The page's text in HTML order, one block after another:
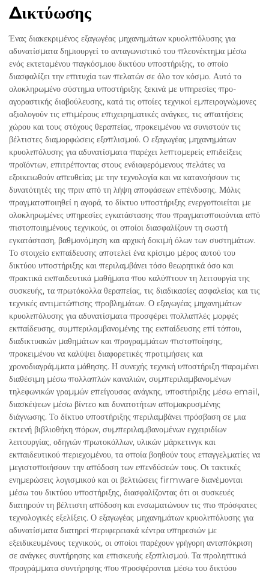
Δικτύωσης
Ένας διακεκριμένος εξαγωγέας μηχανημάτων κρυολιπόλυσης για
αδυνατίσματα δημιουργεί το ανταγωνιστικό του πλεονέκτημα μέσω
ενός εκτεταμένου παγκόσμιου δικτύου υποστήριξης, το οποίο
διασφαλίζει την επιτυχία των πελατών σε όλο τον κόσμο. Αυτό το
ολοκληρωμένο σύστημα υποστήριξης ξεκινά με υπηρεσίες προ-
αγοραστικής διαβούλευσης, κατά τις οποίες τεχνικοί εμπειρογνώμονες
αξιολογούν τις επιμέρους επιχειρηματικές ανάγκες, τις απαιτήσεις
χώρου και τους στόχους θεραπείας, προκειμένου να συνιστούν τις
βέλτιστες διαμορφώσεις εξοπλισμού. Ο εξαγωγέας μηχανημάτων
κρυολιπόλυσης για αδυνατίσματα παρέχει λεπτομερείς επιδείξεις
προϊόντων, επιτρέποντας στους ενδιαφερόμενους πελάτες να
εξοικειωθούν απευθείας με την τεχνολογία και να κατανοήσουν τις
δυνατότητές της πριν από τη λήψη αποφάσεων επένδυσης. Μόλις
πραγματοποιηθεί η αγορά, το δίκτυο υποστήριξης ενεργοποιείται με
ολοκληρωμένες υπηρεσίες εγκατάστασης που πραγματοποιούνται από
πιστοποιημένους τεχνικούς, οι οποίοι διασφαλίζουν τη σωστή
εγκατάσταση, βαθμονόμηση και αρχική δοκιμή όλων των συστημάτων.
Το στοιχείο εκπαίδευσης αποτελεί ένα κρίσιμο μέρος αυτού του
δικτύου υποστήριξης και περιλαμβάνει τόσο θεωρητικά όσο και
πρακτικά εκπαιδευτικά μαθήματα που καλύπτουν τη λειτουργία της
συσκευής, τα πρωτόκολλα θεραπείας, τις διαδικασίες ασφαλείας και τις
τεχνικές αντιμετώπισης προβλημάτων. Ο εξαγωγέας μηχανημάτων
κρυολιπόλυσης για αδυνατίσματα προσφέρει πολλαπλές μορφές
εκπαίδευσης, συμπεριλαμβανομένης της εκπαίδευσης επί τόπου,
διαδικτυακών μαθημάτων και προγραμμάτων πιστοποίησης,
προκειμένου να καλύψει διαφορετικές προτιμήσεις και
χρονοδιαγράμματα μάθησης. Η συνεχής τεχνική υποστήριξη παραμένει
διαθέσιμη μέσω πολλαπλών καναλιών, συμπεριλαμβανομένων
τηλεφωνικών γραμμών επείγουσας ανάγκης, υποστήριξης μέσω email,
διασκέψεων μέσω βίντεο και δυνατοτήτων απομακρυσμένης
διάγνωσης. Το δίκτυο υποστήριξης περιλαμβάνει πρόσβαση σε μια
εκτενή βιβλιοθήκη πόρων, συμπεριλαμβανομένων εγχειριδίων
λειτουργίας, οδηγιών πρωτοκόλλων, υλικών μάρκετινγκ και
εκπαιδευτικού περιεχομένου, τα οποία βοηθούν τους επαγγελματίες να
μεγιστοποιήσουν την απόδοση των επενδύσεών τους. Οι τακτικές
ενημερώσεις λογισμικού και οι βελτιώσεις firmware διανέμονται
μέσω του δικτύου υποστήριξης, διασφαλίζοντας ότι οι συσκευές
διατηρούν τη βέλτιστη απόδοση και ενσωματώνουν τις πιο πρόσφατες
τεχνολογικές εξελίξεις. Ο εξαγωγέας μηχανημάτων κρυολιπόλυσης για
αδυνατίσματα διατηρεί περιφερειακά κέντρα υπηρεσιών με
εξειδικευμένους τεχνικούς, οι οποίοι παρέχουν γρήγορη ανταπόκριση
σε ανάγκες συντήρησης και επισκευής εξοπλισμού. Τα προληπτικά
προγράμματα συντήρησης που προσφέρονται μέσω του δικτύου